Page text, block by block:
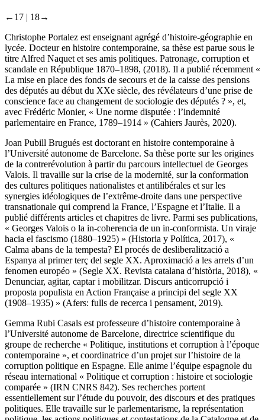
←17 | 18→
Christophe Portalez est enseignant agrégé d’histoire-géographie en
lycée. Docteur en histoire contemporaine, sa thèse est parue sous le
titre Alfred Naquet et ses amis politiques. Patronage, corruption et
scandale en République 1870–1898, (2018). Il a publié récemment «
La mise en place des fonds de secours et de la caisse des pensions
des députés au début du XXe siècle, des révélateurs d’une prise de
conscience face au changement de sociologie des députés ? », et,
avec Frédéric Monier, « Une norme disputée : l’indemnité
parlementaire en France, 1789–1914 » (Cahiers Jaurès, 2020).
Joan Pubill Brugués est doctorant en histoire contemporaine à
l’Université autonome de Barcelone. Sa thèse porte sur les origines
de la contrerévolution à partir du parcours intellectuel de Georges
Valois. Il travaille sur la crise de la modernité, sur la conformation
des cultures politiques nationalistes et antilibérales et sur les
synergies idéologiques de l’extrême-droite dans une perspective
transnationale qui comprend la France, l’Espagne et l’Italie. Il a
publié différents articles et chapitres de livre. Parmi ses publications,
« Georges Valois o la in-coherencia de un in-conformista. Un viraje
hacia el fascismo (1880–1925) » (Historia y Política, 2017), «
Calma abans de la tempesta? El procés de desliberalització a
Espanya al primer terç del segle XX. Aproximació a les arrels d’un
fenomen européo » (Segle XX. Revista catalana d’història, 2018), «
Denunciar, agitar, captar i mobilitzar. Discurs anticorrupció i
proposta populista en Action Française a principi del segle XX
(1908–1935) » (Afers: fulls de recerca i pensament, 2019).
Gemma Rubi Casals est professeure d’histoire contemporaine à
l’Université autonome de Barcelone, directrice scientifique du
groupe de recherche « Politique, institutions et corruption à l’époque
contemporaine », et coordinatrice d’un projet sur l’histoire de la
corruption politique en Espagne. Elle anime l’équipe espagnole du
réseau international « Politique et corruption : histoire et sociologie
comparée » (IRN CNRS 842). Ses recherches portent
essentiellement sur l’étude du pouvoir, des discours et des pratiques
politiques. Elle travaille sur le parlementarisme, la représentation